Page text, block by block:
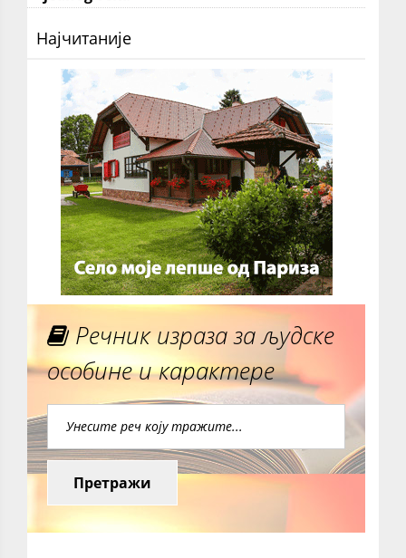
Најчитаније
Речник израза за људске
особине и карактере
Претражи